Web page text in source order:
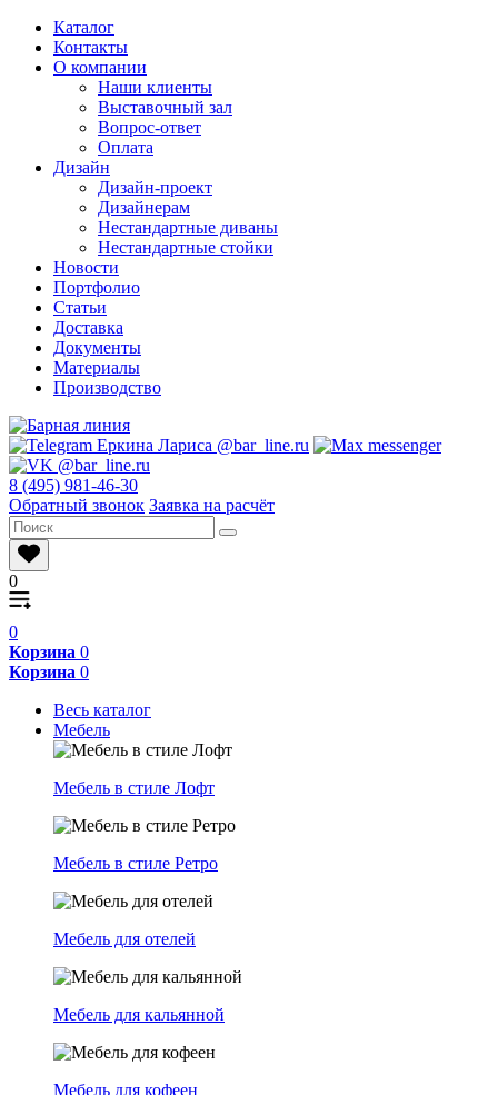
Каталог
Контакты
О компании
Наши клиенты
Выставочный зал
Вопрос-ответ
Оплата
Дизайн
Дизайн-проект
Дизайнерам
Нестандартные диваны
Нестандартные стойки
Новости
Портфолио
Статьи
Доставка
Документы
Материалы
Производство
8 (495) 981-46-30
Обратный звонок Заявка на расчёт
0
0
Корзина 0
Корзина 0
Весь каталог
Мебель
Мебель в стиле Лофт
Мебель в стиле Ретро
Мебель для отелей
Мебель для кальянной
Мебель для кофеен